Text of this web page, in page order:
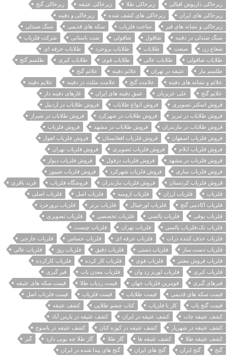
زیرخاکی داریوش اقبالی
زیرخاکی طلا زیرخاکی عتیقه
زیرخاکی گنج
زیرخاکی های ایران
زیرخاکی های کشف شده
زیرخاکی و دفینه
زیرخاکی و نشانه های قبر
ساخت فلزیاب سکه های قدیمی
سنگ صندلی
سنگ صندلی در دفینه
شاقول شاقولی شت باستانی
شرکت فلزیاب
شعاع زن
صنعت طلایاب طلایاب بروجرد
طلایاب حرفه ای
طلایاب شاقولی
طلایاب عالی طلایاب قوی طلایاب کبری
طلسم گنج
طلسم مار
عتیقه در تهران علائم دفینه
علائم گنج
علائم و نشانه های دفینه
علامت گنج علامت مثلث در دفینه
علایم دفینه
علایم گنج
علی عزیزیان عمق دفینه های ایران
غارهای دفینه دار
فروش اسکنر تصویری
فروش انواع طلایاب
فروش طلایاب در اردبیل
فروش طلایاب در تبریز
فروش طلایاب در شهرکرد
فروش طلایاب در شیراز
فروش طلایاب در مازندران
فروش طلایاب در مشهد
فروش فلزیاب
فروش فلزیاب اصفهان
فروش فلزیاب افغانستان
فروش فلزیاب اهواز
فروش فلزیاب ایلام
فروش فلزیاب تصویری
فروش فلزیاب تهران
فروش فلزیاب در مشهد
فروش فلزیاب دزفول
فروش فلزیاب دیوار
فروش فلزیاب ساری
فروش فلزیاب شهرکرد
فروش فلزیاب شیپور
فروش فلزیاب کردستان
فروش فلزیاب مازندران فروشگاه فلزیاب
فرید باقری
فلزیاب
فلزیاب ارزان فلزیاب ارومیه فلزیاب اصل
فلزیاب اصلی
فلزیاب اکادمی گنج
فلزیاب اورجینال فلزیاب برتر
فلزیاب برورجرد
فلزیاب بوقی
فلزیاب پالسی فلزیاب تخصصی
فلزیاب تصویری
فلزیاب تک،فلزیاب پالسی
فلزیاب تهران
فلزیاب چیست
فلزیاب حذف کننده ذرات
فلزیاب حرفه ای فلزیاب حساس
فلزیاب خارجی
فلزیاب دست ساز
فلزیاب دستی فلزیاب دقیق فلزیاب روژ
فلزیاب عالی
فلزیاب فروش معتبر
فلزیاب قوی فلزیاب کار کرده
فلزیاب کارکرده
فلزیاب کبری
فلزیاب لورنز زد وان فلزیاب معدن یاب
قبر گبری
قبرهای گبری
قویترین فلزیاب جهان قیمت ردیاب طلا
قیمت سکه های عتیقه
قیمت سکه های قدیمی
قیمت طلایاب قیمت فلزیاب
قیمت فلزیاب اصل
قیمت گنج یاب
کار با فلزیاب کتاب چشم طلایی
کشف عتیقه
کشف عتیقه جات
کشف عتیقه در ایران
کشف عتیقه در پارس آباد
کشف عتیقه در شهریار
کشف عتیقه در کوزه کنان
کشف عتیقه در یاسوج
کشف عتیقه طلا
کشف عتیقه ها گاز طلا گاز طلا چه بویی دارد
گبر
گنج
گنج ایران گنج های ایران گنج های پیدا شده در ایران